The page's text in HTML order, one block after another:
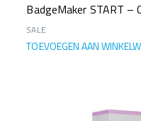
BadgeMaker START –
SALE
TOEVOEGEN AAN